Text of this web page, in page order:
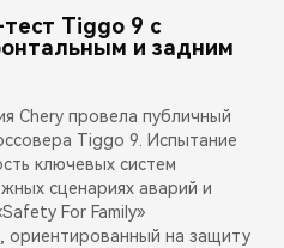
Tiggo 9 с
и задним
Chery провела публичный
Tiggo 9. Испытание
ключевых систем
сценариях аварий и
For Family»
ориентированный на защиту